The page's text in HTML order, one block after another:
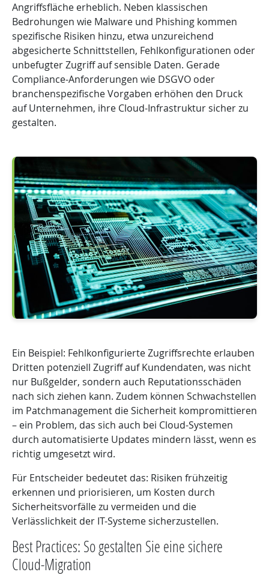
Angriffsfläche erheblich. Neben klassischen
Bedrohungen wie Malware und Phishing kommen
spezifische Risiken hinzu, etwa unzureichend
abgesicherte Schnittstellen, Fehlkonfigurationen oder
unbefugter Zugriff auf sensible Daten. Gerade
Compliance-Anforderungen wie DSGVO oder
branchenspezifische Vorgaben erhöhen den Druck
auf Unternehmen, ihre Cloud-Infrastruktur sicher zu
gestalten.
Ein Beispiel: Fehlkonfigurierte Zugriffsrechte erlauben
Dritten potenziell Zugriff auf Kundendaten, was nicht
nur Bußgelder, sondern auch Reputationsschäden
nach sich ziehen kann. Zudem können Schwachstellen
im Patchmanagement die Sicherheit kompromittieren
– ein Problem, das sich auch bei Cloud-Systemen
durch automatisierte Updates mindern lässt, wenn es
richtig umgesetzt wird.
Für Entscheider bedeutet das: Risiken frühzeitig
erkennen und priorisieren, um Kosten durch
Sicherheitsvorfälle zu vermeiden und die
Verlässlichkeit der IT-Systeme sicherzustellen.
Best Practices: So gestalten Sie eine sichere
Cloud-Migration